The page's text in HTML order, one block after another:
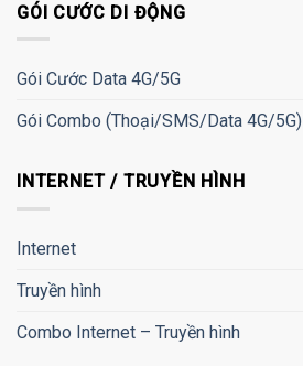
GÓI CƯỚC DI ĐỘNG
Gói Cước Data 4G/5G
Gói Combo (Thoại/SMS/Data 4G/5G)
INTERNET / TRUYỀN HÌNH
Internet
Truyền hình
Combo Internet – Truyền hình